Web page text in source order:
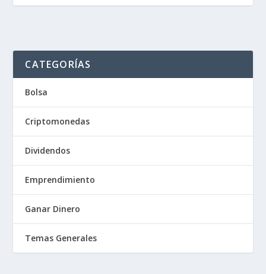
CATEGORÍAS
Bolsa
Criptomonedas
Dividendos
Emprendimiento
Ganar Dinero
Temas Generales